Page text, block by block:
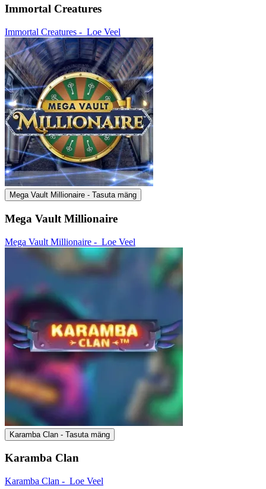
Immortal Creatures
Immortal Creatures - Loe Veel
Mega Vault Millionaire - Tasuta mäng
Mega Vault Millionaire
Mega Vault Millionaire - Loe Veel
Karamba Clan - Tasuta mäng
Karamba Clan
Karamba Clan - Loe Veel